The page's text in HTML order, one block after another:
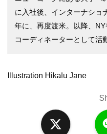
に入社後、インターナショ
年に、再度渡米。以降、
コーディネーターとして活
Illustration Hikalu Jane